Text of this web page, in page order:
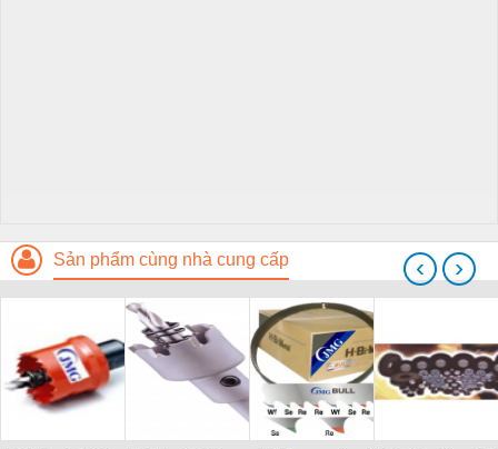
Sản phẩm cùng nhà cung cấp ‹ ›